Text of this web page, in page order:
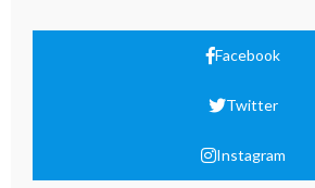
Facebook
Twitter
Instagram